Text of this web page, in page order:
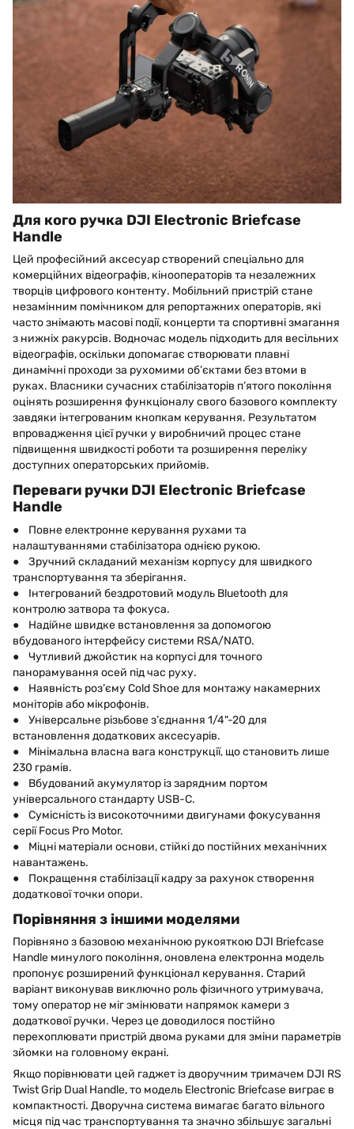
Для кого ручка DJI Electronic Briefcase
Handle
Цей професійний аксесуар створений спеціально для
комерційних відеографів, кінооператорів та незалежних
творців цифрового контенту. Мобільний пристрій стане
незамінним помічником для репортажних операторів, які
часто знімають масові події, концерти та спортивні змагання
з нижніх ракурсів. Водночас модель підходить для весільних
відеографів, оскільки допомагає створювати плавні
динамічні проходи за рухомими об’єктами без втоми в
руках. Власники сучасних стабілізаторів п’ятого покоління
оцінять розширення функціоналу свого базового комплекту
завдяки інтегрованим кнопкам керування. Результатом
впровадження цієї ручки у виробничий процес стане
підвищення швидкості роботи та розширення переліку
доступних операторських прийомів.
Переваги ручки DJI Electronic Briefcase
Handle
● Повне електронне керування рухами та
налаштуваннями стабілізатора однією рукою.
● Зручний складаний механізм корпусу для швидкого
транспортування та зберігання.
● Інтегрований бездротовий модуль Bluetooth для
контролю затвора та фокуса.
● Надійне швидке встановлення за допомогою
вбудованого інтерфейсу системи RSA/NATO.
● Чутливий джойстик на корпусі для точного
панорамування осей під час руху.
● Наявність роз’єму Cold Shoe для монтажу накамерних
моніторів або мікрофонів.
● Універсальне різьбове з’єднання 1/4"-20 для
встановлення додаткових аксесуарів.
● Мінімальна власна вага конструкції, що становить лише
230 грамів.
● Вбудований акумулятор із зарядним портом
універсального стандарту USB-C.
● Сумісність із високоточними двигунами фокусування
серії Focus Pro Motor.
● Міцні матеріали основи, стійкі до постійних механічних
навантажень.
● Покращення стабілізації кадру за рахунок створення
додаткової точки опори.
Порівняння з іншими моделями
Порівняно з базовою механічною рукояткою DJI Briefcase
Handle минулого покоління, оновлена електронна модель
пропонує розширений функціонал керування. Старий
варіант виконував виключно роль фізичного утримувача,
тому оператор не міг змінювати напрямок камери з
додаткової ручки. Через це доводилося постійно
перехоплювати пристрій двома руками для зміни параметрів
зйомки на головному екрані.
Якщо порівнювати цей гаджет із дворучним тримачем DJI RS
Twist Grip Dual Handle, то модель Electronic Briefcase виграє в
компактності. Дворучна система вимагає багато вільного
місця під час транспортування та значно збільшує загальні